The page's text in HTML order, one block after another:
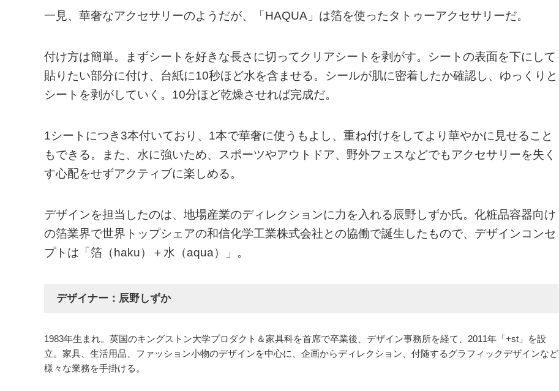
一見、華奢なアクセサリーのようだが、「HAQUA」は箔を使ったタトゥーアクセサリーだ。
付け方は簡単。まずシートを好きな長さに切ってクリアシートを剥がす。シートの表面を下にして
貼りたい部分に付け、台紙に10秒ほど水を含ませる。シールが肌に密着したか確認し、ゆっくりと
シートを剥がしていく。10分ほど乾燥させれば完成だ。
1シートにつき3本付いており、1本で華奢に使うもよし、重ね付けをしてより華やかに見せること
もできる。また、水に強いため、スポーツやアウトドア、野外フェスなどでもアクセサリーを失く
す心配をせずアクティブに楽しめる。
デザインを担当したのは、地場産業のディレクションに力を入れる辰野しずか氏。化粧品容器向け
の箔業界で世界トップシェアの和信化学工業株式会社との協働で誕生したもので、デザインコンセ
プトは「箔（haku）＋水（aqua）」。
デザイナー：辰野しずか
1983年生まれ。英国のキングストン大学プロダクト＆家具科を首席で卒業後、デザイン事務所を経て、2011年「+st」を設
立。家具、生活用品、ファッション小物のデザインを中心に、企画からディレクション、付随するグラフィックデザインなど
様々な業務を手掛ける。